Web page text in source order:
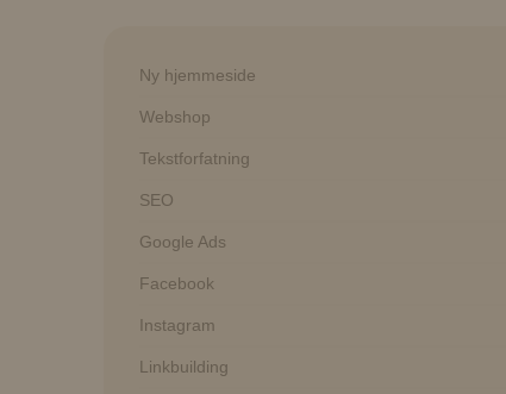
Ny hjemmeside
Webshop
Tekstforfatning
SEO
Google Ads
Facebook
Instagram
Linkbuilding